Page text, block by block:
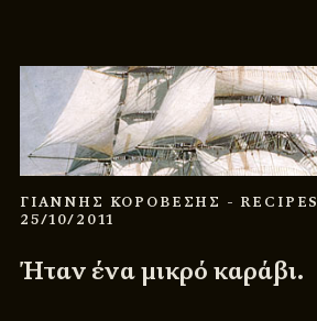
ΓΙΑΝΝΗΣ ΚΟΡΟΒΕΣΗΣ - RECIPES
25/10/2011
Ήταν ένα μικρό καράβι.